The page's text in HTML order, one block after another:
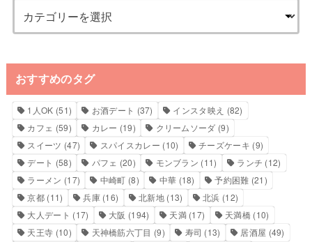
おすすめのタグ
1人OK (51) お酒デート (37) インスタ映え (82)
カフェ (59) カレー (19) クリームソーダ (9)
スイーツ (47) スパイスカレー (10) チーズケーキ (9)
デート (58) パフェ (20) モンブラン (11) ランチ (12)
ラーメン (17) 中崎町 (8) 中華 (18) 予約困難 (21)
京都 (11) 兵庫(16) 北新地(13) 北浜 (12)
大人デート (17) 大阪 (194) 天満(17) 天満橋(10)
天王寺 (10) 天神橋筋六丁目 (9) 寿司 (13) 居酒屋 (49)